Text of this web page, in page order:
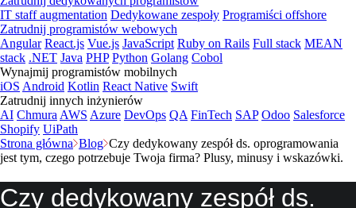
IT staff augmentation Dedykowane zespoły Programiści offshore
Zatrudnij programistów webowych
Angular React.js Vue.js JavaScript Ruby on Rails Full stack MEAN
stack .NET Java PHP Python Golang Cobol
Wynajmij programistów mobilnych
iOS Android Kotlin React Native Swift
Zatrudnij innych inżynierów
AI Chmura AWS Azure DevOps QA FinTech SAP Odoo Salesforce
Shopify UiPath
Strona główna Blog Czy dedykowany zespół ds. oprogramowania
jest tym, czego potrzebuje Twoja firma? Plusy, minusy i wskazówki.
Czy dedykowany zespół ds.